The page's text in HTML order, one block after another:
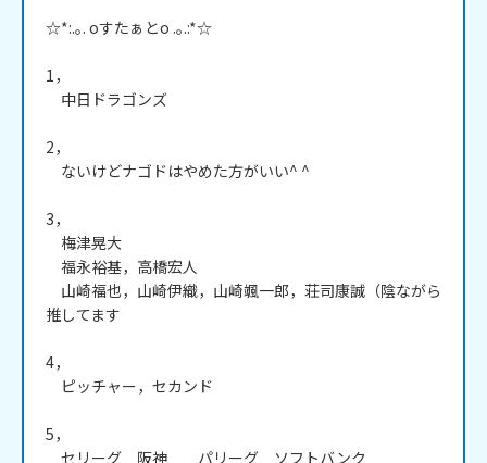
☆*:.｡. oすたぁとo .｡.:*☆
1，
中日ドラゴンズ
2，
ないけどナゴドはやめた方がいい^ ^
3，
梅津晃大
福永裕基，高橋宏人
山崎福也，山崎伊織，山崎颯一郎，荘司康誠（陰ながら
推してます
4，
ピッチャー，セカンド
5，
セリーグ　阪神　　パリーグ　ソフトバンク